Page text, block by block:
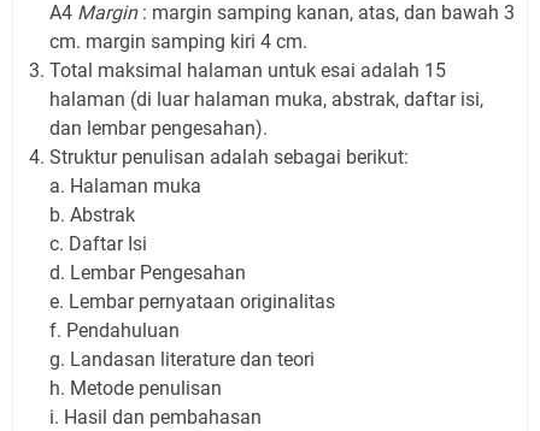
A4 Margin : margin samping kanan, atas, dan bawah 3
cm. margin samping kiri 4 cm.
Total maksimal halaman untuk esai adalah 15
halaman (di luar halaman muka, abstrak, daftar isi,
dan lembar pengesahan).
Struktur penulisan adalah sebagai berikut:
a. Halaman muka
b. Abstrak
c. Daftar Isi
d. Lembar Pengesahan
e. Lembar pernyataan originalitas
f. Pendahuluan
g. Landasan literature dan teori
h. Metode penulisan
i. Hasil dan pembahasan